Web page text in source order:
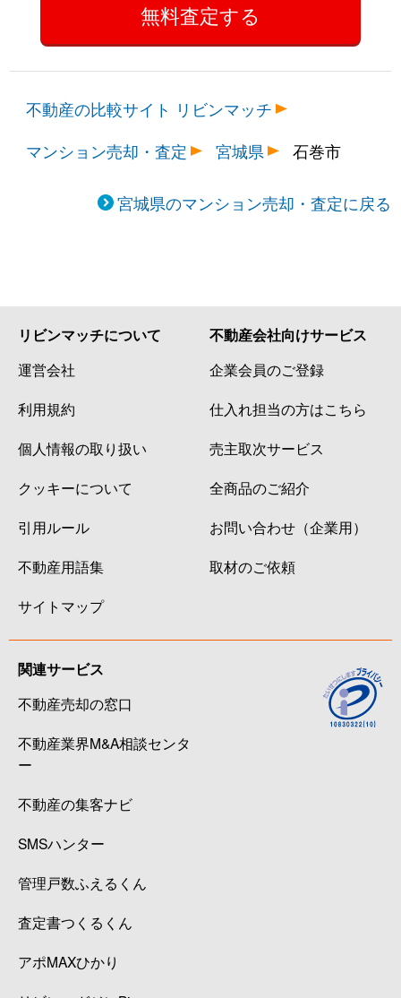
不動産の比較サイト リビンマッチ
マンション売却・査定
宮城県 石巻市
宮城県のマンション売却・査定に戻る
リビンマッチについて
運営会社
利用規約
個人情報の取り扱い
クッキーについて
引用ルール
不動産用語集
サイトマップ
不動産会社向けサービス
企業会員のご登録
仕入れ担当の方はこちら
売主取次サービス
全商品のご紹介
お問い合わせ（企業用）
取材のご依頼
関連サービス
不動産売却の窓口
不動産業界M&A相談センタ
ー
不動産の集客ナビ
SMSハンター
管理戸数ふえるくん
査定書つくるくん
アポMAXひかり